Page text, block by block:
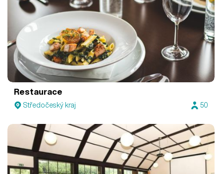
Restaurace
Středočeský kraj 50